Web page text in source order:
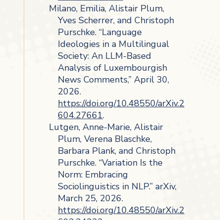
Milano, Emilia, Alistair Plum,
Yves Scherrer, and Christoph
Purschke. “Language
Ideologies in a Multilingual
Society: An LLM-Based
Analysis of Luxembourgish
News Comments,” April 30,
2026.
https://doi.org/10.48550/arXiv.2
604.27661.
Lutgen, Anne-Marie, Alistair
Plum, Verena Blaschke,
Barbara Plank, and Christoph
Purschke. “Variation Is the
Norm: Embracing
Sociolinguistics in NLP.” arXiv,
March 25, 2026.
https://doi.org/10.48550/arXiv.2